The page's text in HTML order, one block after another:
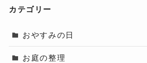
カテゴリー
おやすみの日
お庭の整理